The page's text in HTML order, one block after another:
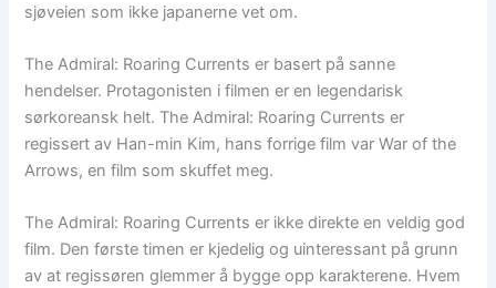
sjøveien som ikke japanerne vet om.
The Admiral: Roaring Currents er basert på sanne
hendelser. Protagonisten i filmen er en legendarisk
sørkoreansk helt. The Admiral: Roaring Currents er
regissert av Han-min Kim, hans forrige film var War of the
Arrows, en film som skuffet meg.
The Admiral: Roaring Currents er ikke direkte en veldig god
film. Den første timen er kjedelig og uinteressant på grunn
av at regissøren glemmer å bygge opp karakterene. Hvem